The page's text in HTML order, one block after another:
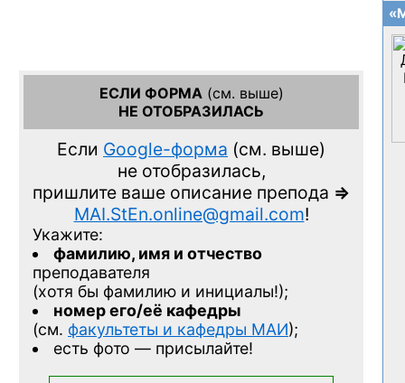
ЕСЛИ ФОРМА(см. выше)
НЕ ОТОБРАЗИЛАСЬ
Если Google-форма (см. выше)
не отобразилась,
пришлите ваше описание препода =>
MAI.StEn.online@gmail.com!
Укажите:
фамилию, имя и отчество
преподавателя
(хотя бы фамилию и инициалы!);
номер его/её кафедры
(см. факультеты и кафедры МАИ);
есть фото — присылайте!